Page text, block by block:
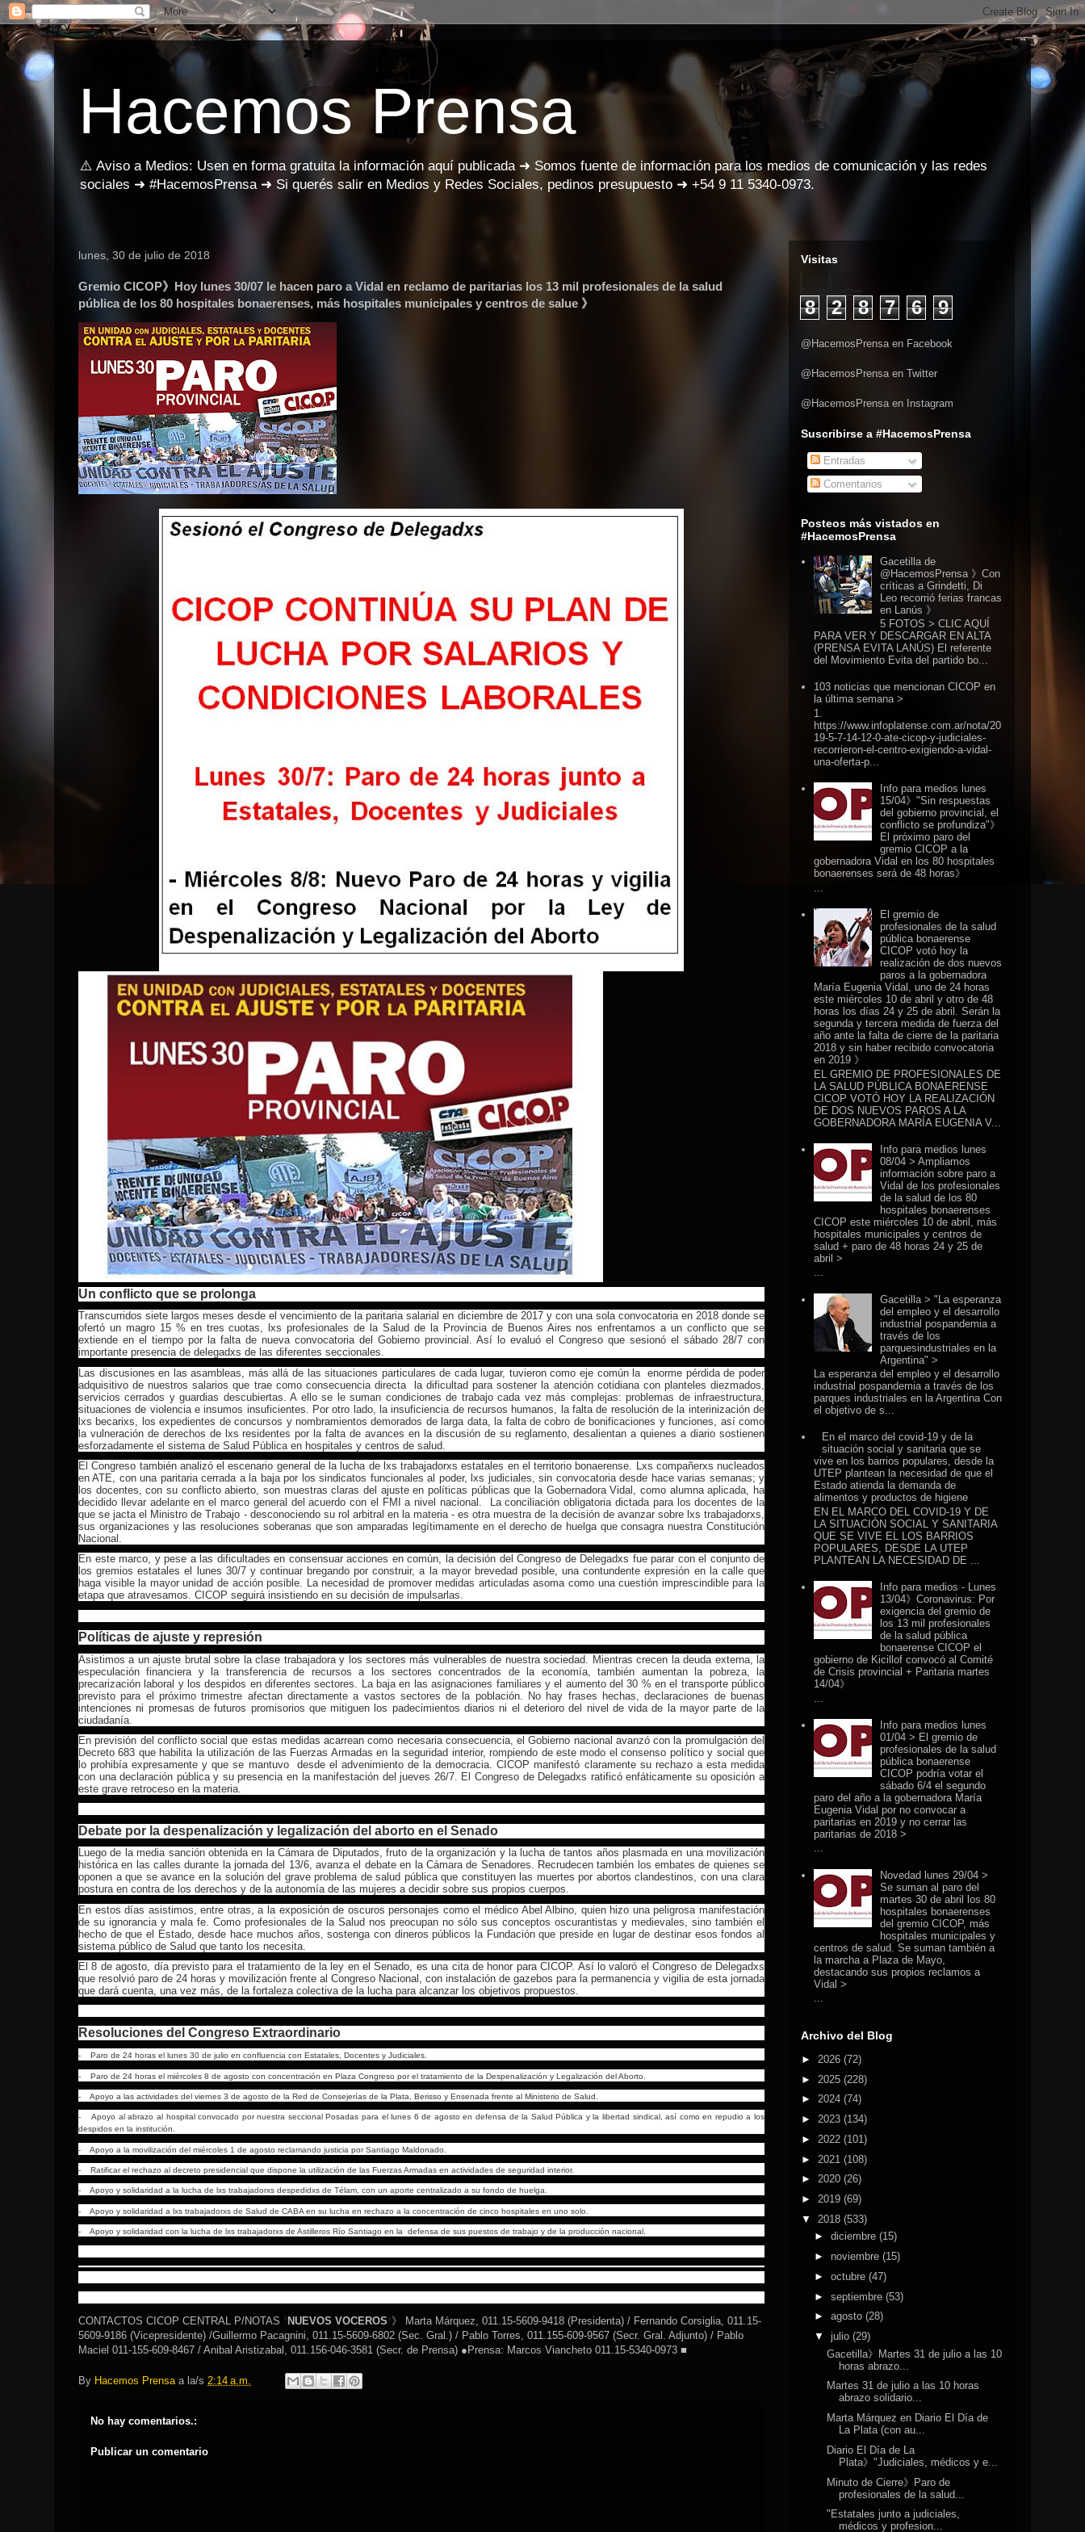
Hacemos Prensa
⚠️ Aviso a Medios: Usen en forma gratuita la información aquí publicada ➜ Somos fuente de información para los medios de comunicación y las redes
sociales ➜ #HacemosPrensa ➜ Si querés salir en Medios y Redes Sociales, pedinos presupuesto ➜ +54 9 11 5340-0973.
lunes, 30 de julio de 2018
Gremio CICOP》Hoy lunes 30/07 le hacen paro a Vidal en reclamo de paritarias los 13 mil profesionales de la salud
pública de los 80 hospitales bonaerenses, más hospitales municipales y centros de salue 》
Un conflicto que se prolonga
Transcurridos siete largos meses desde el vencimiento de la paritaria salarial en diciembre de 2017 y con una sola convocatoria en 2018 donde se
ofertó un magro 15 % en tres cuotas, lxs profesionales de la Salud de la Provincia de Buenos Aires nos enfrentamos a un conflicto que se
extiende en el tiempo por la falta de nueva convocatoria del Gobierno provincial. Así lo evaluó el Congreso que sesionó el sábado 28/7 con
importante presencia de delegadxs de las diferentes seccionales.
Las discusiones en las asambleas, más allá de las situaciones particulares de cada lugar, tuvieron como eje común la enorme pérdida de poder
adquisitivo de nuestros salarios que trae como consecuencia directa la dificultad para sostener la atención cotidiana con planteles diezmados,
servicios cerrados y guardias descubiertas. A ello se le suman condiciones de trabajo cada vez más complejas: problemas de infraestructura,
situaciones de violencia e insumos insuficientes. Por otro lado, la insuficiencia de recursos humanos, la falta de resolución de la interinización de
lxs becarixs, los expedientes de concursos y nombramientos demorados de larga data, la falta de cobro de bonificaciones y funciones, así como
la vulneración de derechos de lxs residentes por la falta de avances en la discusión de su reglamento, desalientan a quienes a diario sostienen
esforzadamente el sistema de Salud Pública en hospitales y centros de salud.
El Congreso también analizó el escenario general de la lucha de lxs trabajadorxs estatales en el territorio bonaerense. Lxs compañerxs nucleados
en ATE, con una paritaria cerrada a la baja por los sindicatos funcionales al poder, lxs judiciales, sin convocatoria desde hace varias semanas; y
los docentes, con su conflicto abierto, son muestras claras del ajuste en políticas públicas que la Gobernadora Vidal, como alumna aplicada, ha
decidido llevar adelante en el marco general del acuerdo con el FMI a nivel nacional. La conciliación obligatoria dictada para los docentes de la
que se jacta el Ministro de Trabajo - desconociendo su rol arbitral en la materia - es otra muestra de la decisión de avanzar sobre lxs trabajadorxs,
sus organizaciones y las resoluciones soberanas que son amparadas legítimamente en el derecho de huelga que consagra nuestra Constitución
Nacional.
En este marco, y pese a las dificultades en consensuar acciones en común, la decisión del Congreso de Delegadxs fue parar con el conjunto de
los gremios estatales el lunes 30/7 y continuar bregando por construir, a la mayor brevedad posible, una contundente expresión en la calle que
haga visible la mayor unidad de acción posible. La necesidad de promover medidas articuladas asoma como una cuestión imprescindible para la
etapa que atravesamos. CICOP seguirá insistiendo en su decisión de impulsarlas.
Políticas de ajuste y represión
Asistimos a un ajuste brutal sobre la clase trabajadora y los sectores más vulnerables de nuestra sociedad. Mientras crecen la deuda externa, la
especulación financiera y la transferencia de recursos a los sectores concentrados de la economía, también aumentan la pobreza, la
precarización laboral y los despidos en diferentes sectores. La baja en las asignaciones familiares y el aumento del 30 % en el transporte público
previsto para el próximo trimestre afectan directamente a vastos sectores de la población. No hay frases hechas, declaraciones de buenas
intenciones ni promesas de futuros promisorios que mitiguen los padecimientos diarios ni el deterioro del nivel de vida de la mayor parte de la
ciudadanía.
En previsión del conflicto social que estas medidas acarrean como necesaria consecuencia, el Gobierno nacional avanzó con la promulgación del
Decreto 683 que habilita la utilización de las Fuerzas Armadas en la seguridad interior, rompiendo de este modo el consenso político y social que
lo prohibía expresamente y que se mantuvo desde el advenimiento de la democracia. CICOP manifestó claramente su rechazo a esta medida
con una declaración pública y su presencia en la manifestación del jueves 26/7. El Congreso de Delegadxs ratificó enfáticamente su oposición a
este grave retroceso en la materia.
Debate por la despenalización y legalización del aborto en el Senado
Luego de la media sanción obtenida en la Cámara de Diputados, fruto de la organización y la lucha de tantos años plasmada en una movilización
histórica en las calles durante la jornada del 13/6, avanza el debate en la Cámara de Senadores. Recrudecen también los embates de quienes se
oponen a que se avance en la solución del grave problema de salud pública que constituyen las muertes por abortos clandestinos, con una clara
postura en contra de los derechos y de la autonomía de las mujeres a decidir sobre sus propios cuerpos.
En estos días asistimos, entre otras, a la exposición de oscuros personajes como el médico Abel Albino, quien hizo una peligrosa manifestación
de su ignorancia y mala fe. Como profesionales de la Salud nos preocupan no sólo sus conceptos oscurantistas y medievales, sino también el
hecho de que el Estado, desde hace muchos años, sostenga con dineros públicos la Fundación que preside en lugar de destinar esos fondos al
sistema público de Salud que tanto los necesita.
El 8 de agosto, día previsto para el tratamiento de la ley en el Senado, es una cita de honor para CICOP. Así lo valoró el Congreso de Delegadxs
que resolvió paro de 24 horas y movilización frente al Congreso Nacional, con instalación de gazebos para la permanencia y vigilia de esta jornada
que dará cuenta, una vez más, de la fortaleza colectiva de la lucha para alcanzar los objetivos propuestos.
Resoluciones del Congreso Extraordinario
- Paro de 24 horas el lunes 30 de julio en confluencia con Estatales, Docentes y Judiciales.
- Paro de 24 horas el miércoles 8 de agosto con concentración en Plaza Congreso por el tratamiento de la Despenalización y Legalización del Aborto.
- Apoyo a las actividades del viernes 3 de agosto de la Red de Consejerías de la Plata, Berisso y Ensenada frente al Ministerio de Salud.
-
Apoyo al abrazo al hospital convocado por nuestra seccional Posadas para el lunes 6 de agosto en defensa de la Salud Pública y la libertad sindical, así como en repudio a los
despidos en la institución.
- Apoyo a la movilización del miércoles 1 de agosto reclamando justicia por Santiago Maldonado.
- Ratificar el rechazo al decreto presidencial que dispone la utilización de las Fuerzas Armadas en actividades de seguridad interior.
- Apoyo y solidaridad a la lucha de lxs trabajadorxs despedidxs de Télam, con un aporte centralizado a su fondo de huelga.
- Apoyo y solidaridad a lxs trabajadorxs de Salud de CABA en su lucha en rechazo a la concentración de cinco hospitales en uno solo.
- Apoyo y solidaridad con la lucha de lxs trabajadorxs de Astilleros Río Santiago en la defensa de sus puestos de trabajo y de la producción nacional.
CONTACTOS CICOP CENTRAL P/NOTAS * NUEVOS VOCEROS * 》 Marta Márquez, 011.15-5609-9418 (Presidenta) / Fernando Corsiglia, 011.15-
5609-9186 (Vicepresidente) /Guillermo Pacagnini, 011.15-5609-6802 (Sec. Gral.) / Pablo Torres, 011.155-609-9567 (Secr. Gral. Adjunto) / Pablo
Maciel 011-155-609-8467 / Anibal Aristizabal, 011.156-046-3581 (Secr. de Prensa) ●Prensa: Marcos Viancheto 011.15-5340-0973 ■
By Hacemos Prensa a la/s 2:14 a.m.
No hay comentarios.:
Publicar un comentario
Visitas
8 2 8 7 6 9
@HacemosPrensa en Facebook
@HacemosPrensa en Twitter
@HacemosPrensa en Instagram
Suscribirse a #HacemosPrensa
Entradas
Comentarios
Posteos más vistados en
#HacemosPrensa
Gacetilla de
@HacemosPrensa 》Con
críticas a Grindetti, Di
Leo recorrió ferias francas
en Lanús 》
5 FOTOS > CLIC AQUÍ
PARA VER Y DESCARGAR EN ALTA
(PRENSA EVITA LANÚS) El referente
del Movimiento Evita del partido bo...
103 noticias que mencionan CICOP en
la última semana >
1.
https://www.infoplatense.com.ar/nota/20
19-5-7-14-12-0-ate-cicop-y-judiciales-
recorrieron-el-centro-exigiendo-a-vidal-
una-oferta-p...
Info para medios lunes
15/04》"Sin respuestas
del gobierno provincial, el
conflicto se profundiza"》
El próximo paro del
gremio CICOP a la
gobernadora Vidal en los 80 hospitales
bonaerenses será de 48 horas》
El gremio de
profesionales de la salud
pública bonaerense
CICOP votó hoy la
realización de dos nuevos
paros a la gobernadora
María Eugenia Vidal, uno de 24 horas
este miércoles 10 de abril y otro de 48
horas los días 24 y 25 de abril. Serán la
segunda y tercera medida de fuerza del
año ante la falta de cierre de la paritaria
2018 y sin haber recibido convocatoria
en 2019 》
EL GREMIO DE PROFESIONALES DE
LA SALUD PÚBLICA BONAERENSE
CICOP VOTÓ HOY LA REALIZACIÓN
DE DOS NUEVOS PAROS A LA
GOBERNADORA MARÍA EUGENIA V...
Info para medios lunes
08/04 > Ampliamos
información sobre paro a
Vidal de los profesionales
de la salud de los 80
hospitales bonaerenses
CICOP este miércoles 10 de abril, más
hospitales municipales y centros de
salud + paro de 48 horas 24 y 25 de
abril >
...
Gacetilla > "La esperanza
del empleo y el desarrollo
industrial pospandemia a
través de los
parquesindustriales en la
Argentina" >
La esperanza del empleo y el desarrollo
industrial pospandemia a través de los
parques industriales en la Argentina Con
el objetivo de s...
En el marco del covid-19 y de la
situación social y sanitaria que se
vive en los barrios populares, desde la
UTEP plantean la necesidad de que el
Estado atienda la demanda de
alimentos y productos de higiene
EN EL MARCO DEL COVID-19 Y DE
LA SITUACIÓN SOCIAL Y SANITARIA
QUE SE VIVE EL LOS BARRIOS
POPULARES, DESDE LA UTEP
PLANTEAN LA NECESIDAD DE ...
Info para medios - Lunes
13/04》Coronavirus: Por
exigencia del gremio de
los 13 mil profesionales
de la salud pública
bonaerense CICOP el
gobierno de Kicillof convocó al Comité
de Crisis provincial + Paritaria martes
14/04》
Info para medios lunes
01/04 > El gremio de
profesionales de la salud
pública bonaerense
CICOP podría votar el
sábado 6/4 el segundo
paro del año a la gobernadora María
Eugenia Vidal por no convocar a
paritarias en 2019 y no cerrar las
paritarias de 2018 >
...
Novedad lunes 29/04 >
Se suman al paro del
martes 30 de abril los 80
hospitales bonaerenses
del gremio CICOP, más
hospitales municipales y
centros de salud. Se suman también a
la marcha a Plaza de Mayo,
destacando sus propios reclamos a
Vidal >
...
Archivo del Blog
► 2026 (72)
► 2025 (228)
► 2024 (74)
► 2023 (134)
► 2022 (101)
► 2021 (108)
► 2020 (26)
► 2019 (69)
▼ 2018 (533)
► diciembre (15)
► noviembre (15)
► octubre (47)
► septiembre (53)
► agosto (28)
▼ julio (29)
Gacetilla》Martes 31 de julio a las 10
horas abrazo...
Martes 31 de julio a las 10 horas
abrazo solidario...
Marta Márquez en Diario El Día de
La Plata (con au...
Diario El Día de La
Plata》"Judiciales, médicos y e...
Minuto de Cierre》Paro de
profesionales de la salud...
"Estatales junto a judiciales,
médicos y profesion...